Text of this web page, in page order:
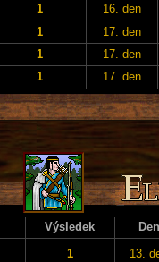
1
16. den
1
17. den
1
17. den
1 17. den
Výsledek
Den
1 13.